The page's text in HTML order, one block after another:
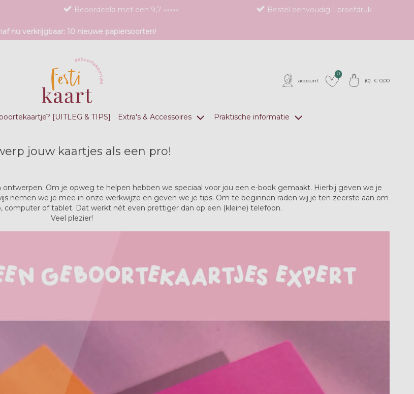
Beoordeeld met een 9,7 ⭒⭒⭒⭒⭒ Bestel eenvoudig 1 proefdruk
nu verkrijgbaar: 10 nieuwe papiersoorten!
account
0
(0) € 0,00
[UITLEG & TIPS] Extra's & Accessoires Praktische informatie
jouw kaartjes als een pro!
Om je opweg te helpen hebben we speciaal voor jou een e-book gemaakt. Hierbij geven we je
nemen we je mee in onze werkwijze en geven we je tips. Om te beginnen raden wij je ten zeerste aan om
computer of tablet. Dat werkt nét even prettiger dan op een (kleine) telefoon.
Veel plezier!